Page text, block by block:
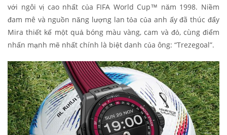
với ngôi vị cao nhất của FIFA World Cup™ năm 1998. Niềm
đam mê và nguồn năng lượng lan tỏa của anh ấy đã thúc đẩy
Mira thiết kế một quả bóng màu vàng, cam và đỏ, cùng điểm
nhấn mạnh mẽ nhất chính là biệt danh của ông: “Trezegoal”.